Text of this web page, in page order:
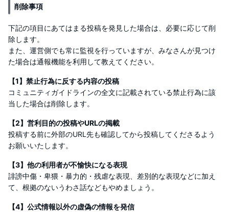
削除事項
下記の項目にあてはまる投稿を発見した場合は、必要に応じて削
除します。
また、運営側でも常に監視を行っていますが、みなさんが見つけ
た場合は通報機能を利用して教えてください。
【1】禁止行為に反する内容の投稿
コミュニティガイドラインの全文に記載されている禁止行為に該
当した場合は削除します。
【2】営利目的の投稿やURLの掲載
投稿する前に外部のURL先も確認してから投稿してくださるよう
お願いいたします。
【3】他の利用者が不愉快になる表現
誹謗中傷・卑猥・暴力的・残虐な表現、差別的な表現などに加え
て、根拠のないうわさ話などもやめましょう。
【4】公式情報以外の虚偽の情報を発信